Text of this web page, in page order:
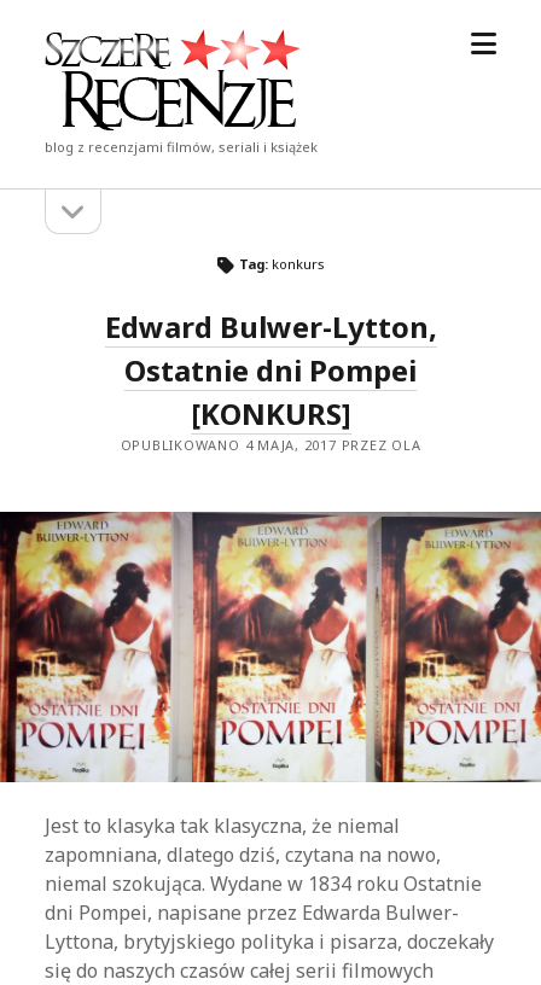
Szczere
Recenzje
blog z recenzjami filmów, seriali i książek
Pasekpasek
Tag: konkurs
Edward Bulwer-Lytton,
Ostatnie dni Pompei
[KONKURS]
OPUBLIKOWANO 4 MAJA, 2017 PRZEZ OLA
Jest to klasyka tak klasyczna, że niemal
zapomniana, dlatego dziś, czytana na nowo,
niemal szokująca. Wydane w 1834 roku Ostatnie
dni Pompei, napisane przez Edwarda Bulwer-
Lyttona, brytyjskiego polityka i pisarza, doczekały
się do naszych czasów całej serii filmowych